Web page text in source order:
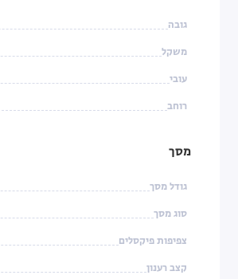
גובה
משקל
עובי
רוחב
מסך
גודל מסך
סוג מסך
צפיפות פיקסלים
קצב רענון